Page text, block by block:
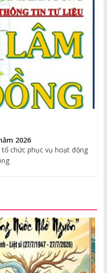
2026
chức phục vụ hoạt động